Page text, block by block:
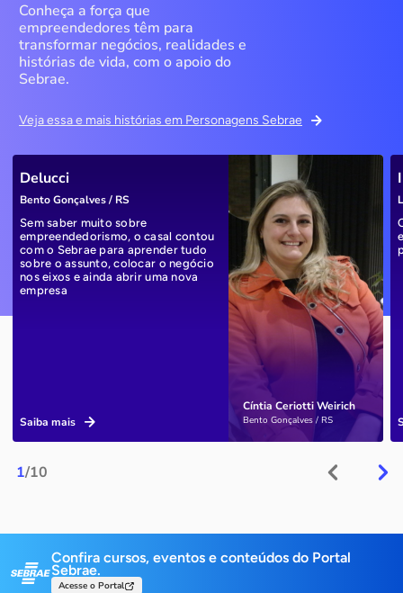
Conheça a força que
empreendedores têm para
transformar negócios, realidades e
histórias de vida, com o apoio do
Sebrae.
Veja essa e mais histórias em Personagens Sebrae
1/10
Cíntia Ceriotti Weirich
Bento Gonçalves / RS
Delucci
Bento Gonçalves / RS
Sem saber muito sobre
empreendedorismo, o casal contou
com o Sebrae para aprender tudo
sobre o assunto, colocar o negócio
nos eixos e ainda abrir uma nova
empresa
Saiba mais
Confira cursos, eventos e conteúdos do Portal
Sebrae.
Acesse o Portal